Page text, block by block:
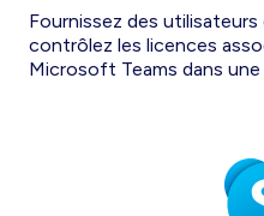
Fournissez des
contrôlez les licences
Microsoft Teams dans